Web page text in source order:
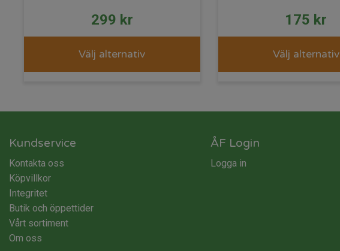
299 kr
Välj alternativ
175 kr
Välj alternativ
Kundservice
Kontakta oss
Köpvillkor
Integritet
Butik och öppettider
Vårt sortiment
Om oss
ÅF Login
Logga in